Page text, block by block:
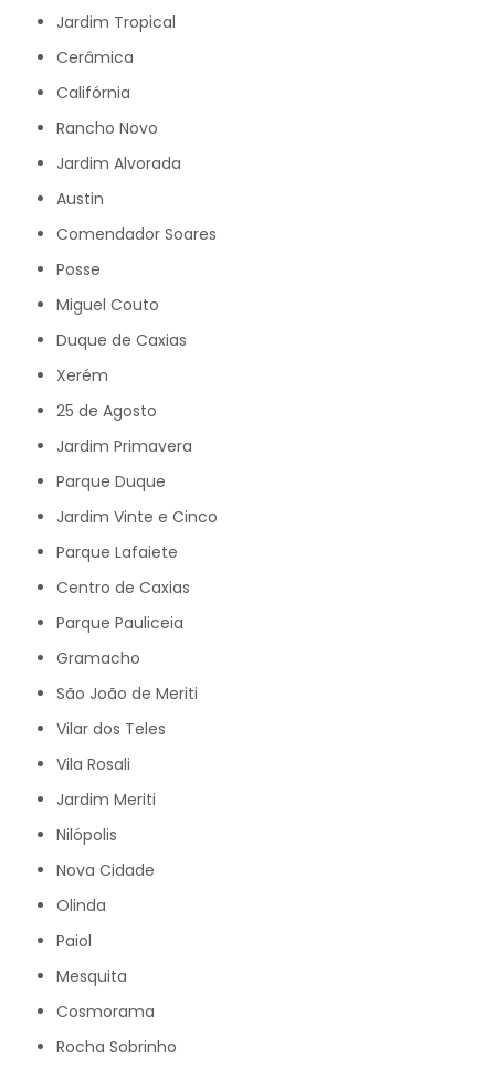
Jardim Tropical
Cerâmica
Califórnia
Rancho Novo
Jardim Alvorada
Austin
Comendador Soares
Posse
Miguel Couto
Duque de Caxias
Xerém
25 de Agosto
Jardim Primavera
Parque Duque
Jardim Vinte e Cinco
Parque Lafaiete
Centro de Caxias
Parque Pauliceia
Gramacho
São João de Meriti
Vilar dos Teles
Vila Rosali
Jardim Meriti
Nilópolis
Nova Cidade
Olinda
Paiol
Mesquita
Cosmorama
Rocha Sobrinho